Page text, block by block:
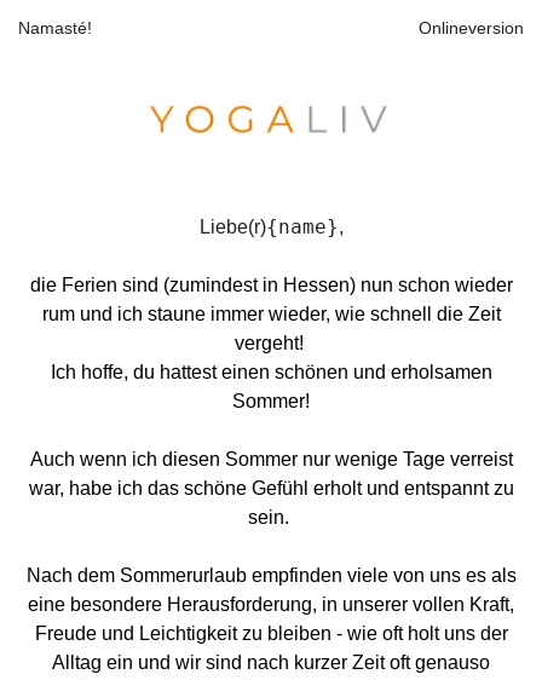
Namasté! Onlineversion
Liebe(r){name},
die Ferien sind (zumindest in Hessen) nun schon wieder
rum und ich staune immer wieder, wie schnell die Zeit
vergeht!
Ich hoffe, du hattest einen schönen und erholsamen
Sommer!
Auch wenn ich diesen Sommer nur wenige Tage verreist
war, habe ich das schöne Gefühl erholt und entspannt zu
sein.
Nach dem Sommerurlaub empfinden viele von uns es als
eine besondere Herausforderung, in unserer vollen Kraft,
Freude und Leichtigkeit zu bleiben - wie oft holt uns der
Alltag ein und wir sind nach kurzer Zeit oft genauso